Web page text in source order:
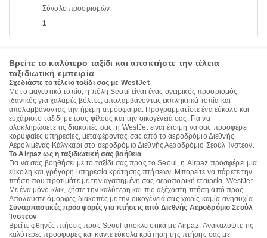
Σύνολο προορισμών
1
Βρείτε το καλύτερο ταξίδι και αποκτήστε την τέλεια
ταξιδιωτική εμπειρία
Σχεδιάστε το τέλειο ταξίδι σας με WestJet
Με το μαγευτικό τοπίο, η πόλη Seoul είναι ένας ονειρικός προορισμός
ιδανικός για χαλαρές βόλτες, απολαμβάνοντας εκπληκτικά τοπία και
απολαμβάνοντας την ήρεμη ατμόσφαιρα. Προγραμματίστε ένα εύκολο και
ευχάριστο ταξίδι με τους φίλους και την οικογένειά σας. Για να
ολοκληρώσετε τις διακοπές σας, η WestJet είναι έτοιμη να σας προσφέρει
κορυφαίες υπηρεσίες, μεταφέροντάς σας από το αεροδρόμιο Διεθνής
Αερολιμένας Κάλγκαρι στο αεροδρόμιο Διεθνής Αεροδρόμιο Σεούλ Ίνστεον.
Το Airpaz ως η ταξιδιωτική σας βοήθεια
Για να σας βοηθήσει με το ταξίδι σας προς το Seoul, η Airpaz προσφέρει μια
εύκολη και γρήγορη υπηρεσία κράτησης πτήσεων. Μπορείτε να πάρετε την
πτήση που προτιμάτε με την αγαπημένη σας αεροπορική εταιρεία, WestJet.
Με ένα μόνο κλικ, ζήστε την καλύτερη και πιο αξέχαστη πτήση από προς .
Απολαύστε όμορφες διακοπές με την οικογένειά σας χωρίς καμία ανησυχία.
Συναρπαστικές προσφορές για πτήσεις από Διεθνής Αεροδρόμιο Σεούλ
Ίνστεον
Βρείτε φθηνές πτήσεις προς Seoul αποκλειστικά με Airpaz. Ανακαλύψτε τις
καλύτερες προσφορές και κάντε εύκολα κράτηση της πτήσης σας με